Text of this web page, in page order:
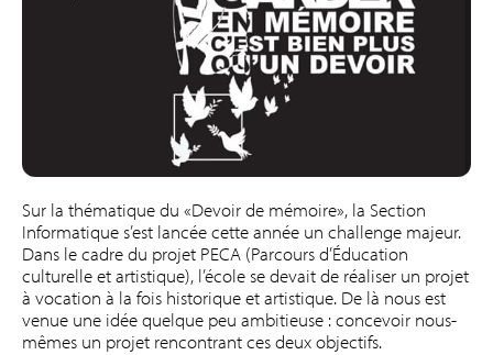
Sur la thématique du «Devoir de mémoire», la Section
Informatique s’est lancée cette année un challenge majeur.
Dans le cadre du projet PECA (Parcours d’Éducation
culturelle et artistique), l’école se devait de réaliser un projet
à vocation à la fois historique et artistique. De là nous est
venue une idée quelque peu ambitieuse : concevoir nous-
mêmes un projet rencontrant ces deux objectifs.